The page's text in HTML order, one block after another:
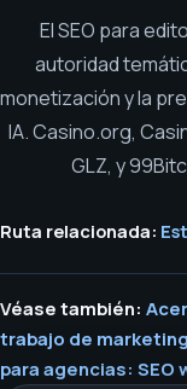
El SEO para
autoridad
monetización y la
IA.Casino.org,
GLZ, y
Ruta relacionada:
Véase también:
trabajo de
para agencias: SEO